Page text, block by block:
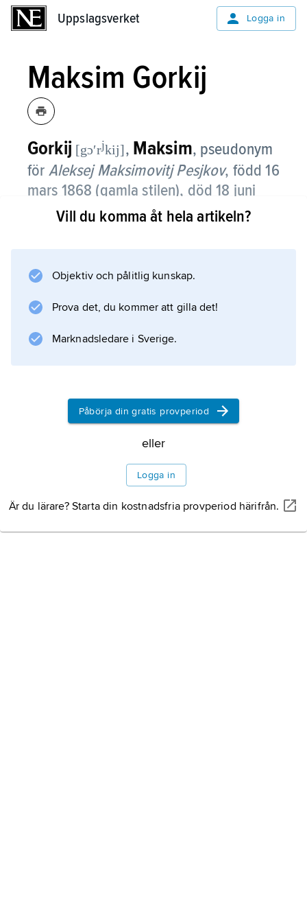
Uppslagsverket Logga in
Maksim Gorkij
Gorkij [gɔʹrjkij], Maksim, pseudonym
för Aleksej Maksimovitj Pesjkov, född 16
mars 1868 (gamla stilen), död 18 juni
1936, rysk författare.
hos släktingar och fick endast några månaders
namnet Gorkij (”den bittre”) sin första
berättelse,
Litteraturanvisning
Information om artikeln
Vill du komma åt hela artikeln?
Objektiv och pålitlig kunskap.
Prova det, du kommer att gilla det!
Marknadsledare i Sverige.
Påbörja din gratis provperiod
eller
Logga in
Är du lärare? Starta din kostnadsfria provperiod härifrån.